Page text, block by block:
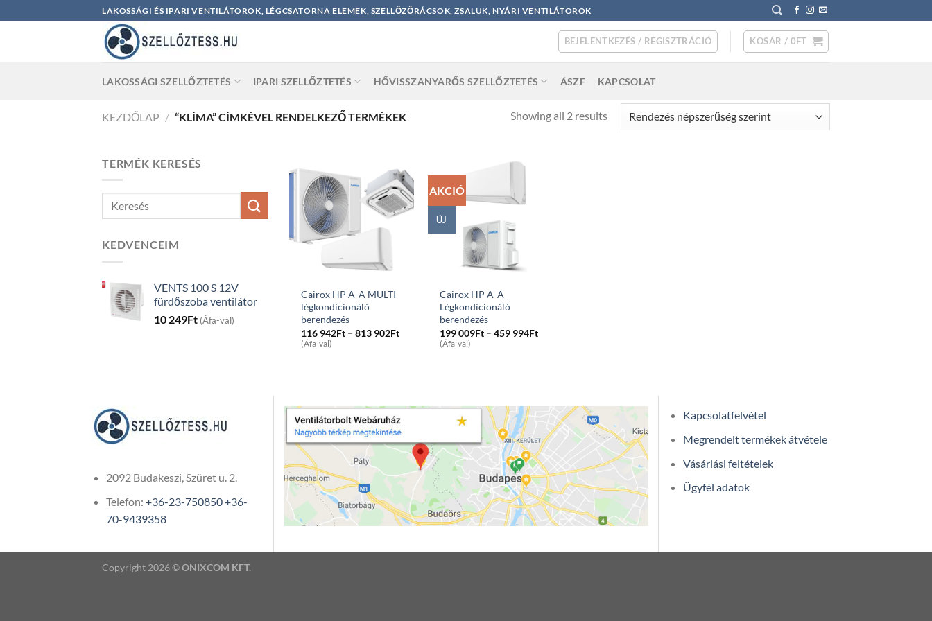
to
LAKOSSÁGI ÉS IPARI VENTILÁTOROK, LÉGCSATORNA ELEMEK, SZELLŐZŐRÁCSOK, ZSALUK, NYÁRI VENTILÁTOROK
BEJELENTKEZÉS / REGISZTRÁCIÓ KOSÁR / 0FT
LAKOSSÁGI SZELLŐZTETÉS IPARI SZELLŐZTETÉS HŐVISSZANYARŐS SZELLŐZTETÉS ÁSZF KAPCSOLAT
KEZDŐLAP / “KLÍMA” CÍMKÉVEL RENDELKEZŐ TERMÉKEK Showing all 2 resultsSorted
TERMÉK KERESÉS
KEDVENCEIM
VENTS 100 S 12V
fürdőszoba ventilátor
10 249Ft (Áfa-val)
Cairox HP A-A MULTI
légkondícionáló
berendezés
116 942Ft – 813 902FtPrice
(Áfa-val)
AKCIÓ
ÚJ
Cairox HP A-A
Légkondícionáló
berendezés
199 009Ft – 459 994FtPrice
(Áfa-val)
2092 Budakeszi, Szüret u. 2.
Telefon: +36-23-750850+36-
70-9439358
Kapcsolatfelvétel
Megrendelt termékek átvétele
Vásárlási feltételek
Ügyfél adatok
Copyright 2026 ©ONIXCOM KFT.